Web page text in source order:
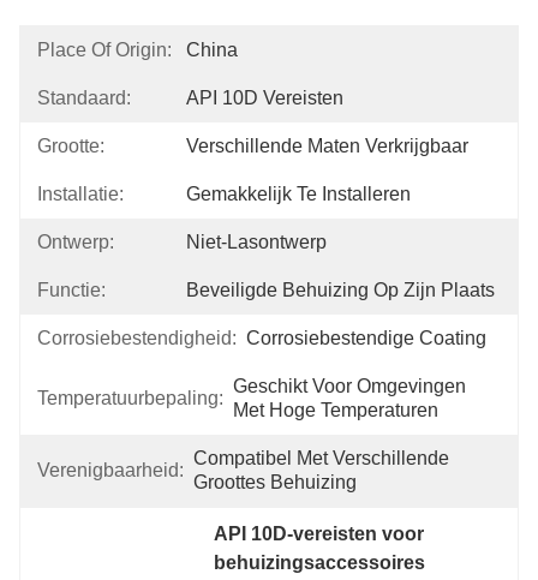
Place Of Origin: China
Standaard: API 10D Vereisten
Grootte: Verschillende Maten Verkrijgbaar
Installatie: Gemakkelijk Te Installeren
Ontwerp: Niet-Lasontwerp
Functie: Beveiligde Behuizing Op Zijn Plaats
Corrosiebestendigheid: Corrosiebestendige Coating
Temperatuurbepaling:
Geschikt Voor Omgevingen
Met Hoge Temperaturen
Verenigbaarheid:
Compatibel Met Verschillende
Groottes Behuizing
API 10D-vereisten voor
behuizingsaccessoires